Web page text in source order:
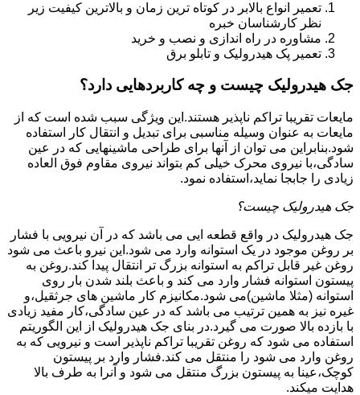
تعمیر انواع بالابر در کوتاه ترین زمان و بالاترین کیفیت زیر
نظر کارشناسان خبره
مشاوره در راه اندازی و نصب و خرید
تعمیر پک هیدرولیک و تابلو برق
جک هیدرولیک چیست و چه کاربردهایی دارد؟
مایعات تقریبا تراکم ناپذیر هستند.این ویژگی سبب شده است که از
مایعات به عنوان وسیله مناسبی برای تبدیل و انتقال کار استفاده
شود.بنابراین می توان از آنها برای طراحی ماشینهایی که در عین
سادگی،با نیروی محرک خیلی کم بتواند نیروی مقاوم فوق العاده
زیادی را جابجا نماید،استفاده نمود.
جک هیدرولیک چیست؟
جک هیدرولیک در واقع قطعه ایی می باشد که در آن نیرویی با فشار
بر روغن موجود در یک استوانه وارد می شود.این نیرو باعث می شود
روغن غیر قابل تراکم به استوانه بزرگ تر انتقال پیدا کند.روغن به
پیستون استوانه فشار وارد می کند و باعث بلند شدن بار روی
استوانه (مثلا ماشین)می شود.مکانیزم کار ماشین های جرثقیل،و
غیره نیز به همین ترتیب می باشد که در عین سادگی،کار مفید زیادی
با بازده بالا صورت می گیرد.در بنای جک هیدرولیک از این الگوریتم
استفاده می شود که روغن تقریبا تراکم ناپذیر است و نیرویی که به
روغن وارد می شود را منتقل می کند.فشار وارد بر پیستون
کوچک،عینا به پیستون بزرگ منتقل می شود و آنرا به طرف بالا
هدایت میکند.